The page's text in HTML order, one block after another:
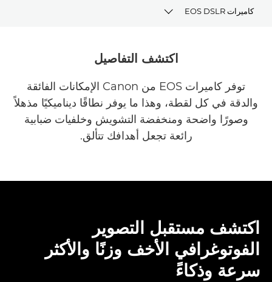
كاميرات EOS DSLR
اكتشف التفاصيل
توفر كاميرات EOS من Canon الإمكانات الفائقة
والدقة في كل لقطة، وهذا ما يوفر نطاقًا ديناميكيًا مذهلاً
وصورًا واضحة ومنخفضة التشويش وخلفيات ضبابية
رائعة تجعل أهدافك تتألق.
اكتشف مستقبل التصوير
الفوتوغرافي الأخف وزنًا والأكثر
سرعة وذكاءً